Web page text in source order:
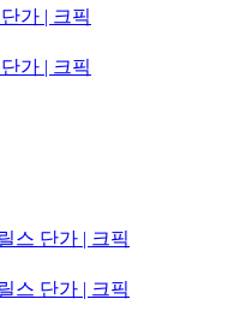
가 | 크픽
가 | 크픽
스 단가 | 크픽
스 단가 | 크픽